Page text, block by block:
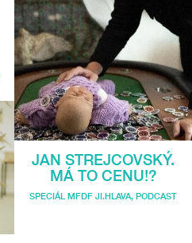
JAN STREJCOVSKÝ.
MÁ TO CENU!?
SPECIÁL MFDF JI.HLAVA, PODCAST